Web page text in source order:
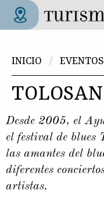
Pasar al contenido
INICIO
EVENTOS
Desde 2005, el
el festival de blues
las amantes del
diferentes
artistas.